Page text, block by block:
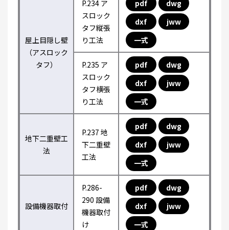
屋上目隠し壁
（アスロック
タフ）
P.234 ア
スロック
タフ縦張
り工法
pdf
dwg
dxf
jww
一式
P.235 ア
スロック
タフ横張
り工法
pdf
dwg
dxf
jww
一式
地下二重壁工
法
P.237 地
下二重壁
工法
pdf
dwg
dxf
jww
一式
設備機器取付
P.286-
290 設備
機器取付
け
pdf
dwg
dxf
jww
一式